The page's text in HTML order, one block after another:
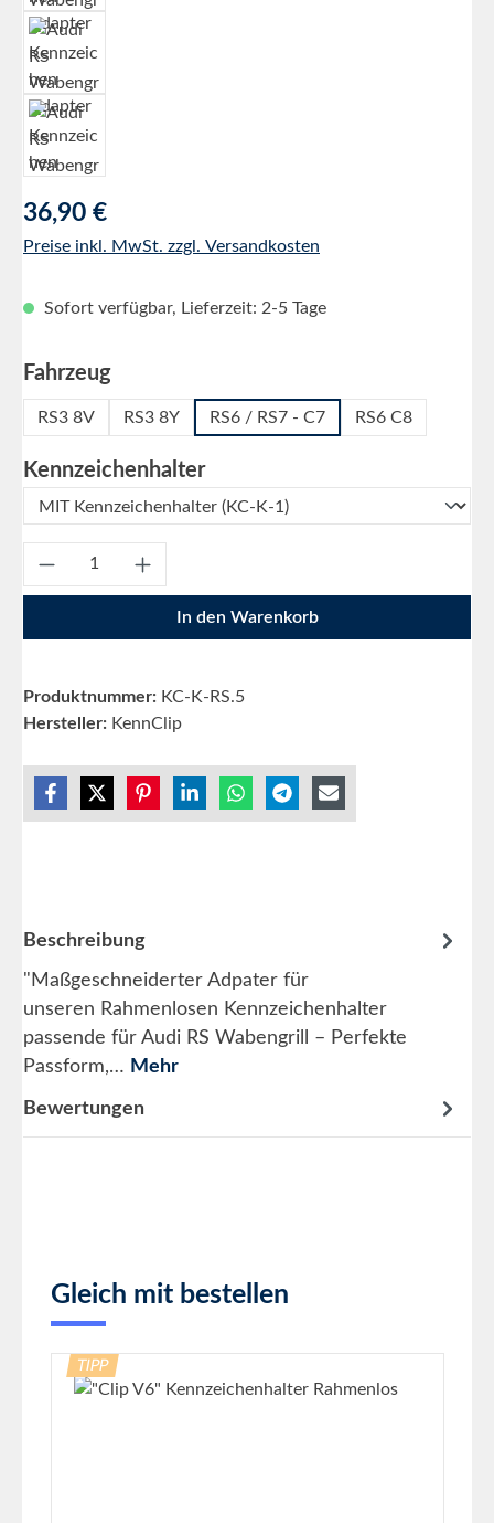
Regulärer Preis:
36,90 €
Preise inkl. MwSt. zzgl. Versandkosten
Sofort verfügbar, Lieferzeit: 2-5 Tage
Fahrzeugauswählen
RS3 8V RS3 8Y RS6 / RS7 - C7 RS6 C8
Kennzeichenhalterauswählen
Produkt Anzahl: Gib den gewünschten
In den Warenkorb
Produktnummer: KC-K-RS.5
Hersteller: KennClip
Beschreibung
"Maßgeschneiderter Adpater für
unseren Rahmenlosen Kennzeichenhalter
passende für Audi RS Wabengrill – Perfekte
Passform,… Mehr
Bewertungen
Produktgalerie überspringen
Gleich mit bestellen
TIPP